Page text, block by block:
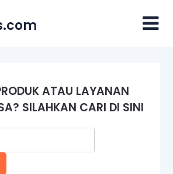
ATAU LAYANAN
SILAHKAN CARI DI SINI